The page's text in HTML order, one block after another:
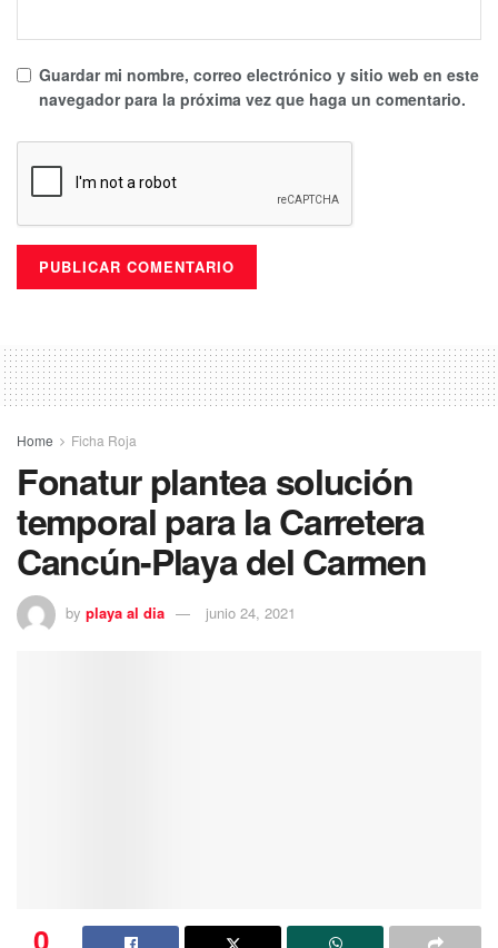
Guardar mi nombre, correo electrónico y sitio web en este
navegador para la próxima vez que haga un comentario.
Home Ficha Roja
Fonatur plantea solución
temporal para la Carretera
Cancún-Playa del Carmen
by playa al dia junio 24, 2021
0